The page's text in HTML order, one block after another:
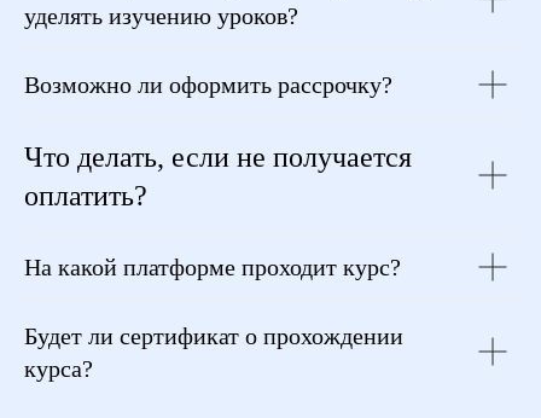
уделять изучению уроков?
Возможно ли оформить рассрочку?
Что делать, если не получается
оплатить?
На какой платформе проходит курс?
Будет ли сертификат о прохождении
курса?